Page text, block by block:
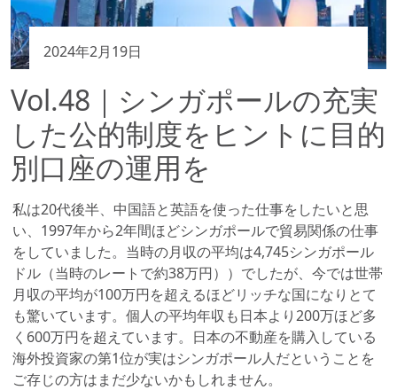
2024年2月19日
Vol.48｜シンガポールの充実
した公的制度をヒントに目的
別口座の運用を
私は20代後半、中国語と英語を使った仕事をしたいと思
い、1997年から2年間ほどシンガポールで貿易関係の仕事
をしていました。当時の月収の平均は4,745シンガポール
ドル（当時のレートで約38万円））でしたが、今では世帯
月収の平均が100万円を超えるほどリッチな国になりとて
も驚いています。個人の平均年収も日本より200万ほど多
く600万円を超えています。日本の不動産を購入している
海外投資家の第1位が実はシンガポール人だということを
ご存じの方はまだ少ないかもしれません。